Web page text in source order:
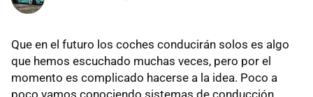
Que en el futuro los coches conducirán solos es algo
que hemos escuchado muchas veces, pero por el
momento es complicado hacerse a la idea. Poco a
poco vamos conociendo sistemas de conducción